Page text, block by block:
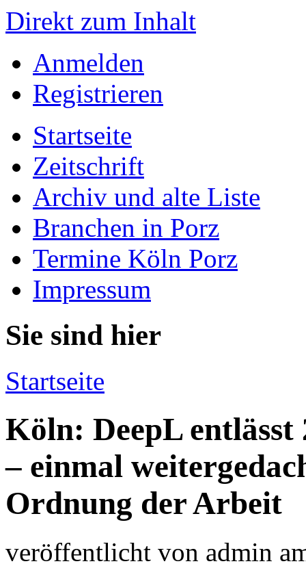
Direkt zum Inhalt
Anmelden
Registrieren
Startseite
Zeitschrift
Archiv und alte Liste
Branchen in Porz
Termine Köln Porz
Impressum
Sie sind hier
Startseite
Köln: DeepL
– einmal
Ordnung der Arbeit
veröffentlicht von admin